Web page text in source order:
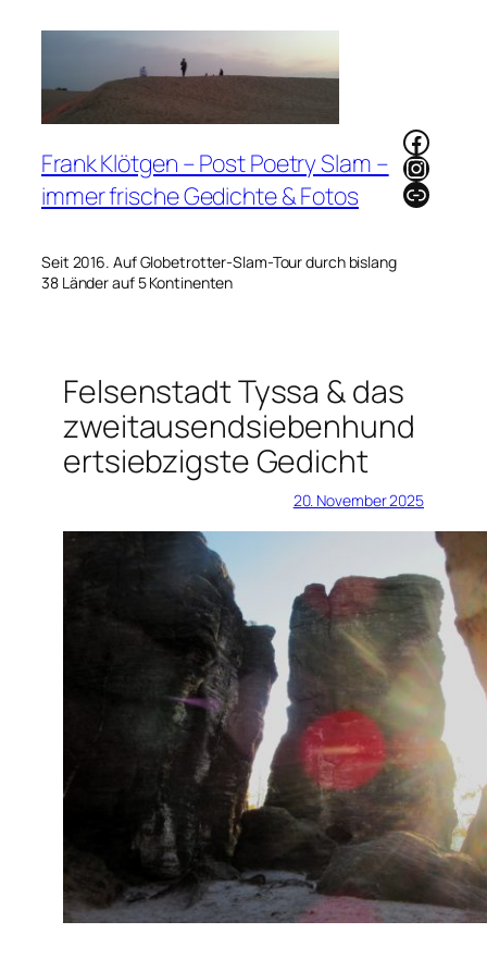
Frank Klötgen – Post Poetry Slam –
immer frische Gedichte & Fotos
Seit 2016. Auf Globetrotter-Slam-Tour durch bislang
38 Länder auf 5 Kontinenten
Link
Felsenstadt Tyssa & das
zweitausendsiebenhund
ertsiebzigste Gedicht
20. November 2025